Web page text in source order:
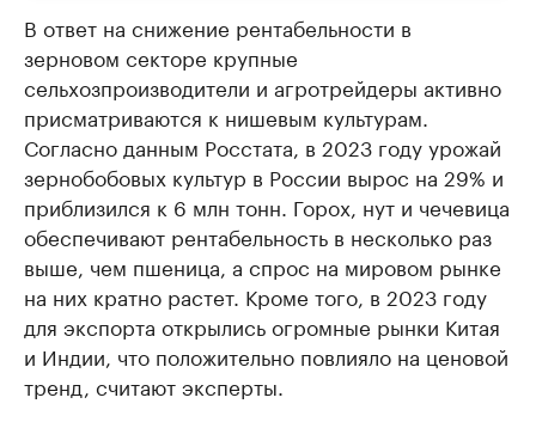
В ответ на снижение рентабельности в
зерновом секторе крупные
сельхозпроизводители и агротрейдеры активно
присматриваются к нишевым культурам.
Согласно данным Росстата, в 2023 году урожай
зернобобовых культур в России вырос на 29% и
приблизился к 6 млн тонн. Горох, нут и чечевица
обеспечивают рентабельность в несколько раз
выше, чем пшеница, а спрос на мировом рынке
на них кратно растет. Кроме того, в 2023 году
для экспорта открылись огромные рынки Китая
и Индии, что положительно повлияло на ценовой
тренд, считают эксперты.